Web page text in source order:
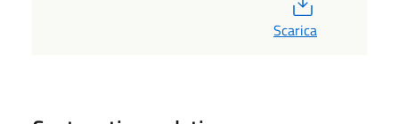
Scarica